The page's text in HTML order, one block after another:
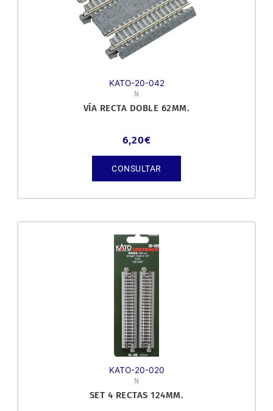
KATO-20-042
N
VÍA RECTA DOBLE 62MM.
6,20€
CONSULTAR
KATO-20-020
N
SET 4 RECTAS 124MM.